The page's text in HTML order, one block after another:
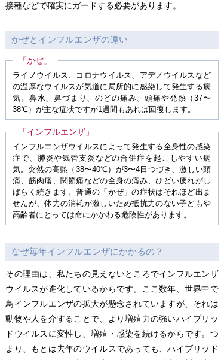
接種などで確実にガードする必要があります。
かぜとインフルエンザの違い
「かぜ」
ライノウイルス、コロナウイルス、アデノウイルスなど
の温厚なウイルスが気道に局所的に感染して発生する病
気。鼻水、鼻づまり、のどの痛み、頭痛や発熱（37〜
38℃）が主な症状ですが1週間もあれば回復します。
「インフルエンザ」
インフルエンザウイルスによって発生する全身性の感染
症で、肺炎や気管支炎などの合併症を起こしやすい病
気。突然の高熱（38〜40℃）が3〜4日つづき、激しい頭
痛、筋肉痛、関節痛などの全身の痛み、ひどい疲れがし
ばらく続きます。普通の「かぜ」の症状はそれほど出ま
せんが、体力の消耗が激しいため抵抗力のない子どもや
高齢者にとっては命にかかわる危険性があります。
なぜ毎年インフルエンザにかかるの？
その理由は、私たちの見えないところでインフルエンザ
ウイルスが進化しているからです。ここ数年、世界中で
鳥インフルエンザの拡大が懸念されていますが、それは
動物や人を介することで、より増殖力の強いハイブリッ
ドウイルスに変性し、増殖・感染を続けるからです。つ
まり、もとは去年のウイルスであっても、ハイブリッド